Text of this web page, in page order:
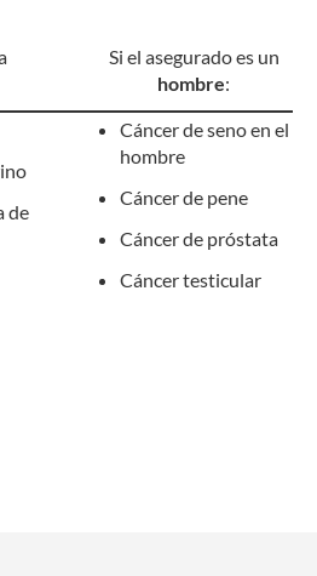
Si el asegurado es un
hombre:
de
Cáncer de seno en el
hombre
Cáncer de pene
Cáncer de próstata
Cáncer testicular